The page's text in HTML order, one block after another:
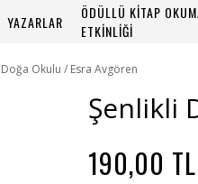
YAZARLAR
ÖDÜLLÜ KİTAP
ETKİNLİĞİ
Okulu / Esra Avgören
Şenlikli
190,00 TL